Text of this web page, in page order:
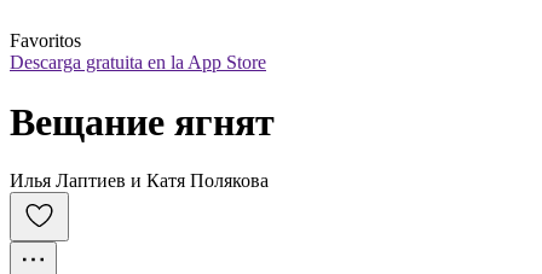
Favoritos
Descarga gratuita en la App Store
Вещание ягнят
Илья Лаптиев и Катя Полякова